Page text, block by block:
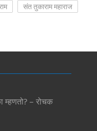
संत तुकाराम महाराज
म्हणतो? – रोचक